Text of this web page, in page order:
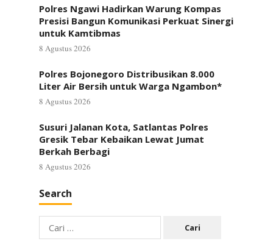
Polres Ngawi Hadirkan Warung Kompas
Presisi Bangun Komunikasi Perkuat Sinergi
untuk Kamtibmas
8 Agustus 2026
Polres Bojonegoro Distribusikan 8.000
Liter Air Bersih untuk Warga Ngambon*
8 Agustus 2026
Susuri Jalanan Kota, Satlantas Polres
Gresik Tebar Kebaikan Lewat Jumat
Berkah Berbagi
8 Agustus 2026
Search
Cari
untuk: